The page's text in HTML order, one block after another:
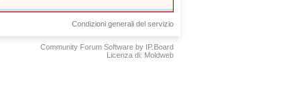
Condizioni generali del servizio
Community Forum Software by IP.Board
Licenza di: Moldweb